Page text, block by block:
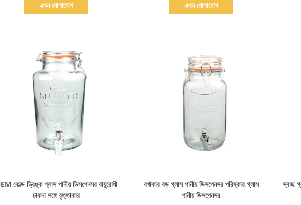
এখন যোগাযোগ
এখন যোগাযোগ
কোল্ড ড্রিঙ্ক গ্লাস পানীয় ডিসপেনসর বায়ুরোধী
ঢাকনা সঙ্গে বৃত্তাকার
বর্গাকার বড় গ্লাস পানীয় ডিসপেনসর পরিষ্কার গ্লাস
পানীয় ডিসপেনসর
স্বচ্ছ